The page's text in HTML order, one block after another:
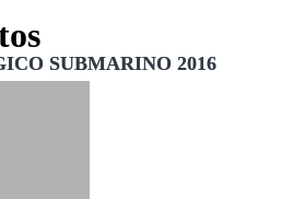
SUBMARINO 2016